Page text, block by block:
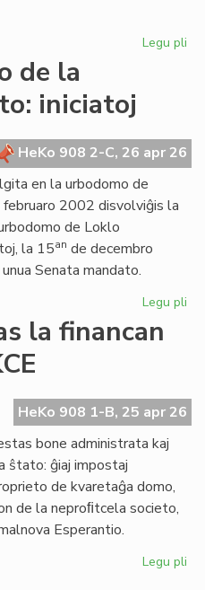
Legu pli
en
de la
iniciatoj
HeKo 908 2-C, 26 apr 26
en la urbodomo de
februaro 2002 disvolviĝis la
de Loklo
la 15an de decembro
Senata mandato.
Legu pli
la financan
HeKo 908 1-B, 25 apr 26
bone administrata kaj
ŝtato: ĝiaj impostaj
de kvaretaĝa domo,
de la neproﬁtcela societo,
Esperantio.
Legu pli